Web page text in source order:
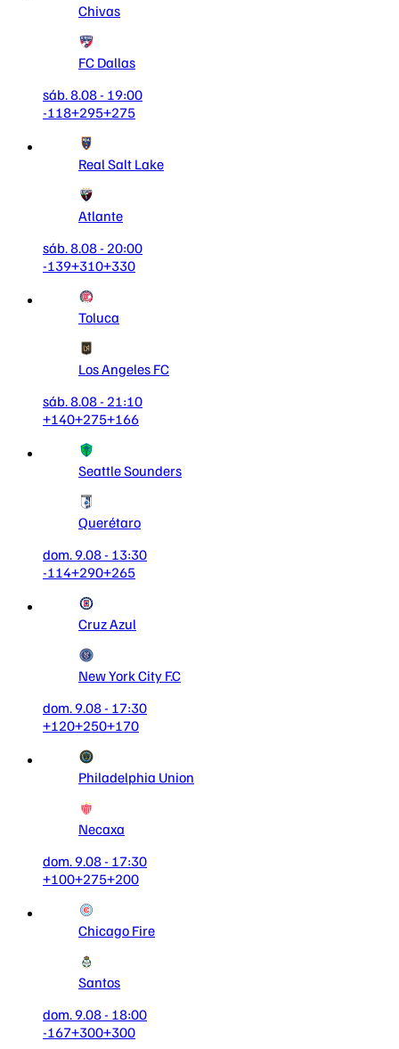
Chivas
FC Dallas
sáb. 8.08 - 19:00
-118+295+275
Real Salt Lake
Atlante
sáb. 8.08 - 20:00
-139+310+330
Toluca
Los Angeles FC
sáb. 8.08 - 21:10
+140+275+166
Seattle Sounders
Querétaro
dom. 9.08 - 13:30
-114+290+265
Cruz Azul
New York City F.C
dom. 9.08 - 17:30
+120+250+170
Philadelphia Union
Necaxa
dom. 9.08 - 17:30
+100+275+200
Chicago Fire
Santos
dom. 9.08 - 18:00
-167+300+300